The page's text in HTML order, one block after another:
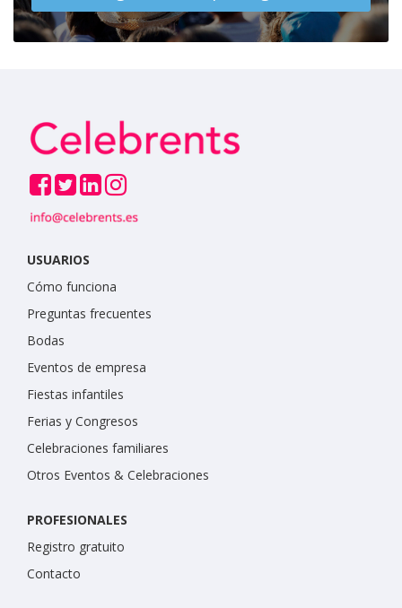
USUARIOS
Cómo funciona
Preguntas frecuentes
Bodas
Eventos de empresa
Fiestas infantiles
Ferias y Congresos
Celebraciones familiares
Otros Eventos & Celebraciones
PROFESIONALES
Registro gratuito
Contacto